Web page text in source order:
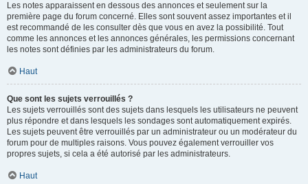
Les notes apparaissent en dessous des annonces et seulement sur la
première page du forum concerné. Elles sont souvent assez importantes et il
est recommandé de les consulter dès que vous en avez la possibilité. Tout
comme les annonces et les annonces générales, les permissions concernant
les notes sont définies par les administrateurs du forum.
Haut
Que sont les sujets verrouillés ?
Les sujets verrouillés sont des sujets dans lesquels les utilisateurs ne peuvent
plus répondre et dans lesquels les sondages sont automatiquement expirés.
Les sujets peuvent être verrouillés par un administrateur ou un modérateur du
forum pour de multiples raisons. Vous pouvez également verrouiller vos
propres sujets, si cela a été autorisé par les administrateurs.
Haut